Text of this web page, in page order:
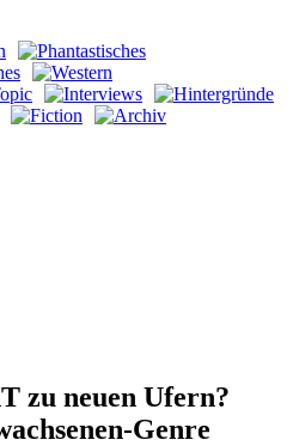
zu neuen Ufern?
Genre